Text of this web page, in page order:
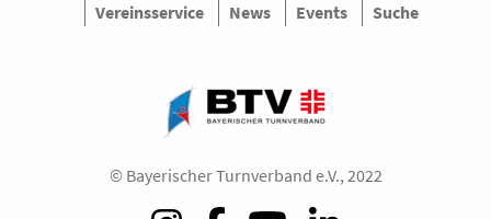
Vereinsservice
News Events Suche
© Bayerischer Turnverband e.V., 2022